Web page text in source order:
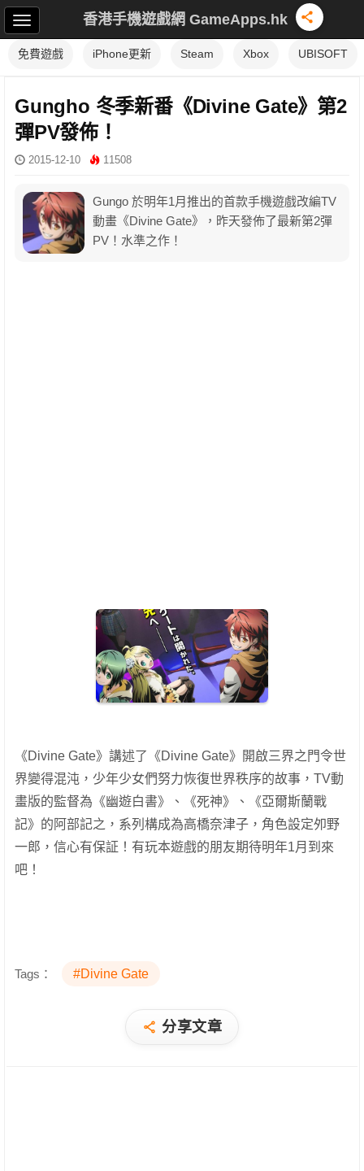
香港手機遊戲網 GameApps.hk
免費遊戲 iPhone更新 Steam Xbox UBISOFT
Gungho 冬季新番《Divine Gate》第2
彈PV發佈！
2015-12-10 11508
Gungo 於明年1月推出的首款手機遊戲改編TV
動畫《Divine Gate》，昨天發佈了最新第2彈
PV！水準之作！
《Divine Gate》講述了《Divine Gate》開啟三界之門令世
界變得混沌，少年少女們努力恢復世界秩序的故事，TV動
畫版的監督為《幽遊白書》、《死神》、《亞爾斯蘭戰
記》的阿部記之，系列構成為高橋奈津子，角色設定夘野
一郎，信心有保証！有玩本遊戲的朋友期待明年1月到來
吧！
Tags： #Divine Gate
分享文章